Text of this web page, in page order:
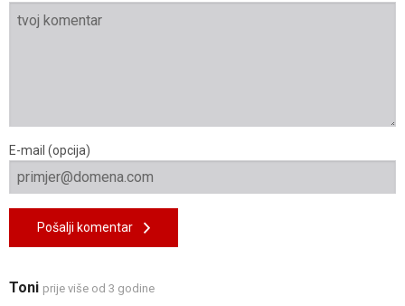
E-mail (opcija)
Pošalji komentar
Toni prije više od 3 godine